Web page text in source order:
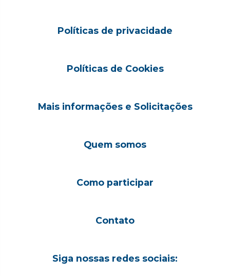
Políticas de privacidade
Políticas de Cookies
Mais informações e Solicitações
Quem somos
Como participar
Contato
Siga nossas redes sociais: